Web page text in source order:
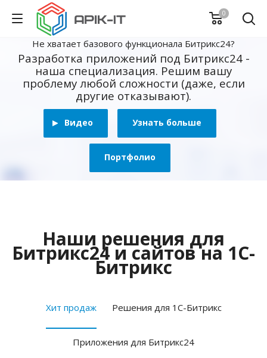
0
Не хватает базового функционала Битрикс24?
Разработка приложений под Битрикс24 -
наша специализация. Решим вашу
проблему любой сложности (даже, если
другие отказывают).
Видео Узнать больше
Портфолио
Наши решения для
Битрикс24 и сайтов на 1С-
Битрикс
Хит продаж Решения для 1С-Битрикс
Приложения для Битрикс24